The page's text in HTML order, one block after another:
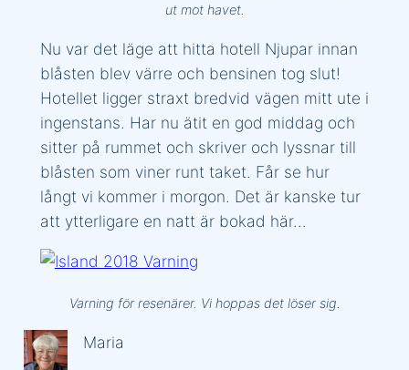
ut mot havet.
Nu var det läge att hitta hotell Njupar innan
blåsten blev värre och bensinen tog slut!
Hotellet ligger straxt bredvid vägen mitt ute i
ingenstans. Har nu ätit en god middag och
sitter på rummet och skriver och lyssnar till
blåsten som viner runt taket. Får se hur
långt vi kommer i morgon. Det är kanske tur
att ytterligare en natt är bokad här…
Varning för resenärer. Vi hoppas det löser sig.
Maria